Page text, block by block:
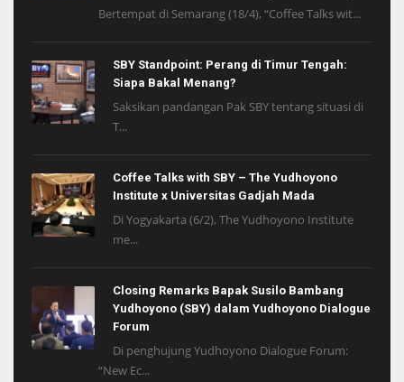
Bertempat di Semarang (18/4), “Coffee Talks wit...
SBY Standpoint: Perang di Timur Tengah:
Siapa Bakal Menang?
Saksikan pandangan Pak SBY tentang situasi di
T...
Coffee Talks with SBY – The Yudhoyono
Institute x Universitas Gadjah Mada
Di Yogyakarta (6/2), The Yudhoyono Institute
me...
Closing Remarks Bapak Susilo Bambang
Yudhoyono (SBY) dalam Yudhoyono Dialogue
Forum
Di penghujung Yudhoyono Dialogue Forum:
“New Ec...